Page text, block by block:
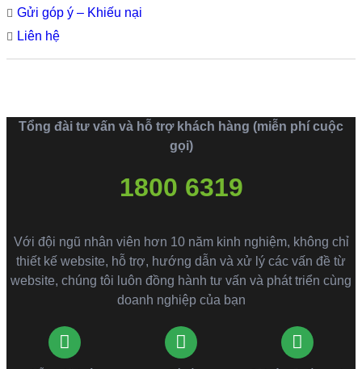
Gửi góp ý – Khiếu nại
Liên hệ
Tổng đài tư vấn và hỗ trợ khách hàng (miễn phí cuộc
gọi)
1800 6319
Với đội ngũ nhân viên hơn 10 năm kinh nghiệm, không chỉ
thiết kế website, hỗ trợ, hướng dẫn và xử lý các vấn đề từ
website, chúng tôi luôn đồng hành tư vấn và phát triển cùng
doanh nghiệp của bạn